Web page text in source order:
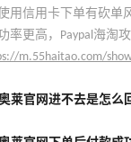
用信用卡下单有砍单
率更高，Paypal海淘
m.55haitao.com/
莱官网进不去是怎么